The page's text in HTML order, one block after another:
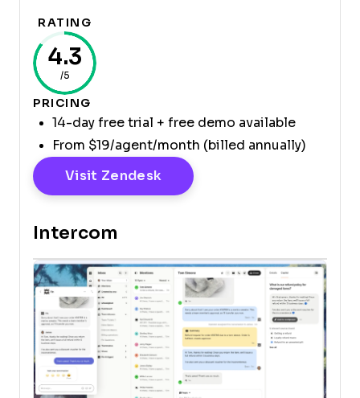
RATING
4.3
/5
PRICING
14-day free trial + free demo available
From $19/agent/month (billed annually)
Visit Zendesk Opens New Window
Intercom